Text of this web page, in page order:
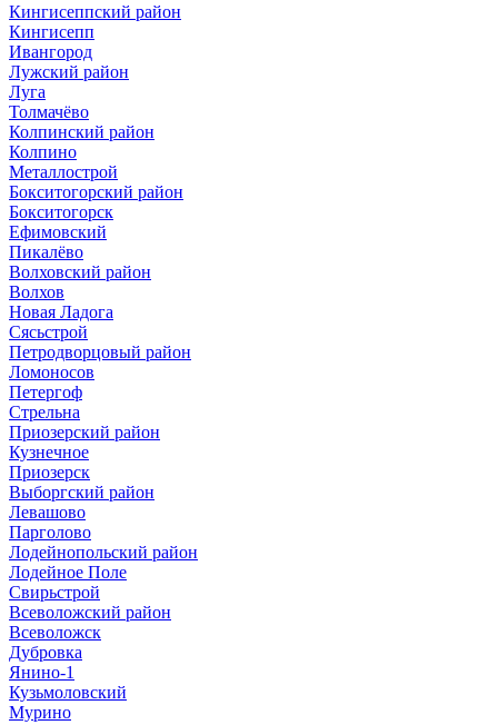
Кингисеппский район
Кингисепп
Ивангород
Лужский район
Луга
Толмачёво
Колпинский район
Колпино
Металлострой
Бокситогорский район
Бокситогорск
Ефимовский
Пикалёво
Волховский район
Волхов
Новая Ладога
Сясьстрой
Петродворцовый район
Ломоносов
Петергоф
Стрельна
Приозерский район
Кузнечное
Приозерск
Выборгский район
Левашово
Парголово
Лодейнопольский район
Лодейное Поле
Свирьстрой
Всеволожский район
Всеволожск
Дубровка
Янино-1
Кузьмоловский
Мурино